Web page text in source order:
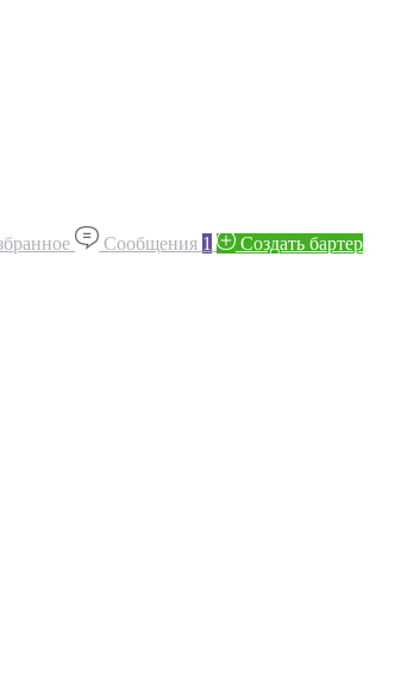
Сообщения 1 Создать бартер